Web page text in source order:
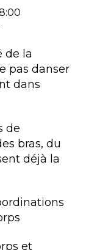
de la
pas danser
dans
de
bras, du
déjà la
et